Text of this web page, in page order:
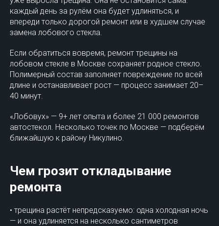
каждый день за рулём она будет удлиняться, и
впереди только дорогой ремонт или в худшем случае
замена лобового стекла.
Если обратиться вовремя, ремонт трещины на
лобовом стекле в Москве сохраняет родное стекло.
Полимерный состав заполняет повреждение по всей
длине и останавливает рост — процесс занимает 20–
40 минут.
«Лобовух» — 9+ лет опыта и более 21 000 ремонтов
автостекол. Несколько точек по Москве — подберём
ближайшую к району Никулино.
Чем грозит откладывание
ремонта
• трещина растёт непредсказуемо: одна холодная ночь
— и она удлиняется на несколько сантиметров